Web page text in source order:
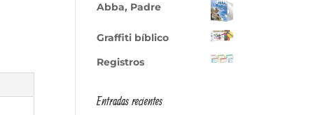
Abba, Padre
Graffiti bíblico
Registros
Entradas recientes